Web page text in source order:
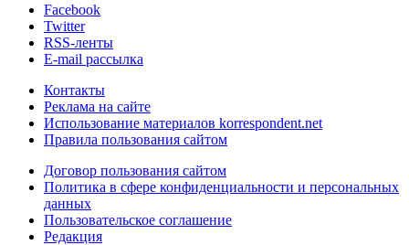
Facebook
Twitter
RSS-ленты
E-mail рассылка
Контакты
Реклама на сайте
Использование материалов korrespondent.net
Правила пользования сайтом
Договор пользования сайтом
Политика в сфере конфиденциальности и персональных
данных
Пользовательское соглашение
Редакция